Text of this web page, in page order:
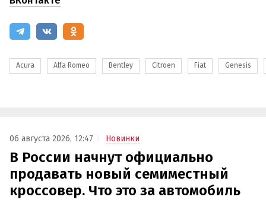
Acura Alfa Romeo Bentley Citroen Fiat Genesis
06 августа 2026, 12:47 Новинки
В России начнут официально
продавать новый семиместный
кроссовер. Что это за автомобиль